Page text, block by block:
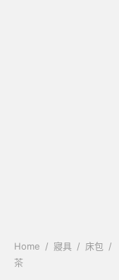
Home / 寢具 / 床包 /
茶